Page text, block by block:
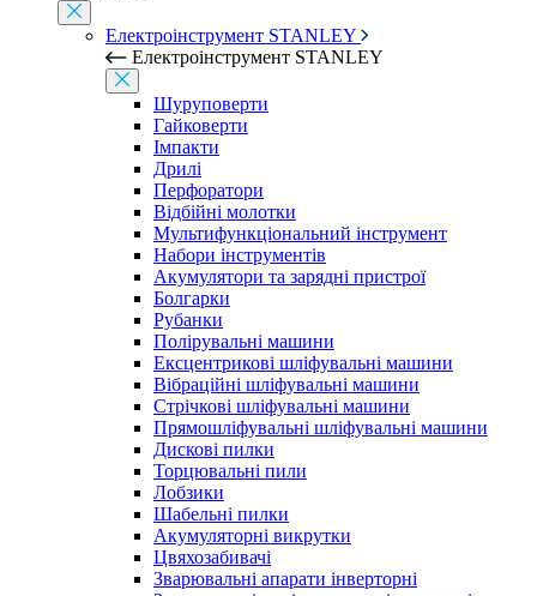
Електроінструмент STANLEY
Електроінструмент STANLEY
Шуруповерти
Гайковерти
Імпакти
Дрилі
Перфоратори
Відбійні молотки
Мультифункціональний інструмент
Набори інструментів
Акумулятори та зарядні пристрої
Болгарки
Рубанки
Полірувальні машини
Ексцентрикові шліфувальні машини
Вібраційні шліфувальні машини
Стрічкові шліфувальні машини
Прямошліфувальні шліфувальні машини
Дискові пилки
Торцювальні пили
Лобзики
Шабельні пилки
Акумуляторні викрутки
Цвяхозабивачі
Зварювальні апарати інверторні